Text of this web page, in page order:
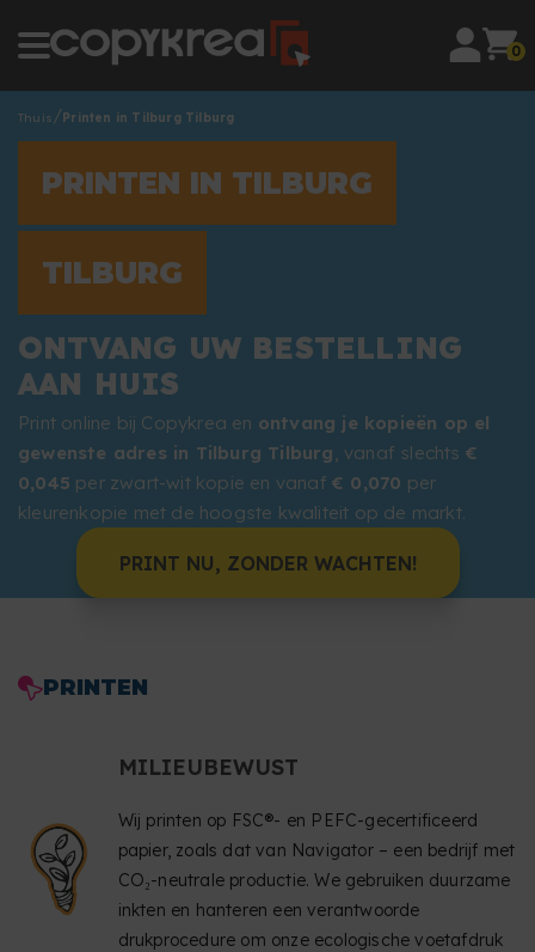
0
Thuis Printen in Tilburg Tilburg
PRINTEN IN TILBURG
TILBURG
ONTVANG UW BESTELLING
AAN HUIS
Print online bij Copykrea en ontvang je kopieën op el
gewenste adres in Tilburg Tilburg, vanaf slechts €
0,045 per zwart-wit kopie en vanaf € 0,070 per
kleurenkopie met de hoogste kwaliteit op de markt.
PRINT NU, ZONDER WACHTEN!
PRINTEN
MILIEUBEWUST
Wij printen op FSC®- en PEFC-gecertificeerd
papier, zoals dat van Navigator – een bedrijf met
CO₂-neutrale productie. We gebruiken duurzame
inkten en hanteren een verantwoorde
drukprocedure om onze ecologische voetafdruk